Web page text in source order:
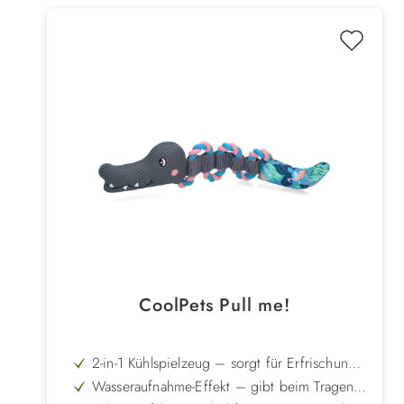
CoolPets Pull me!
2-in-1 Kühlspielzeug – sorgt für Erfrischung
beim Spielen im Wasser und an Land
Wasseraufnahme-Effekt – gibt beim Tragen